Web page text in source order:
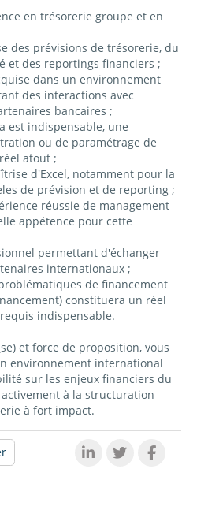
en trésorerie groupe et en
des prévisions de trésorerie, du
et des reportings financiers ;
dans un environnement
des interactions avec
bancaires ;
est indispensable, une
ou de paramétrage de
atout ;
d'Excel, notamment pour la
de prévision et de reporting ;
réussie de management
appétence pour cette
permettant d'échanger
internationaux ;
de financement
constituera un réel
indispensable.
et force de proposition, vous
environnement international
sur les enjeux financiers du
à la structuration
à fort impact.